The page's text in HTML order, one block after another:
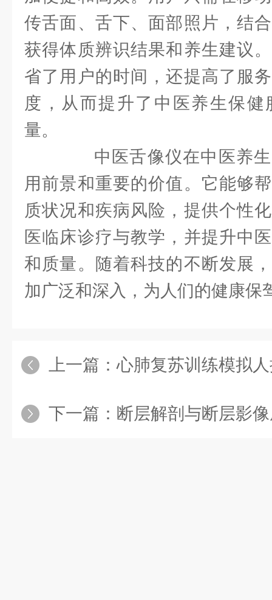
传舌面、舌下、面部照片，结
获得体质辨识结果和养生建议
省了用户的时间，还提高了服
度，从而提升了中医养生保
量。
中医舌像仪在中医养生
用前景和重要的价值。它能够
质状况和疾病风险，提供个性
医临床诊疗与教学，并提升中
和质量。随着科技的不断发展
加广泛和深入，为人们的健康保
上一篇：心肺复苏训练模拟人操
下一篇： 断层解剖与断层影像虚拟教